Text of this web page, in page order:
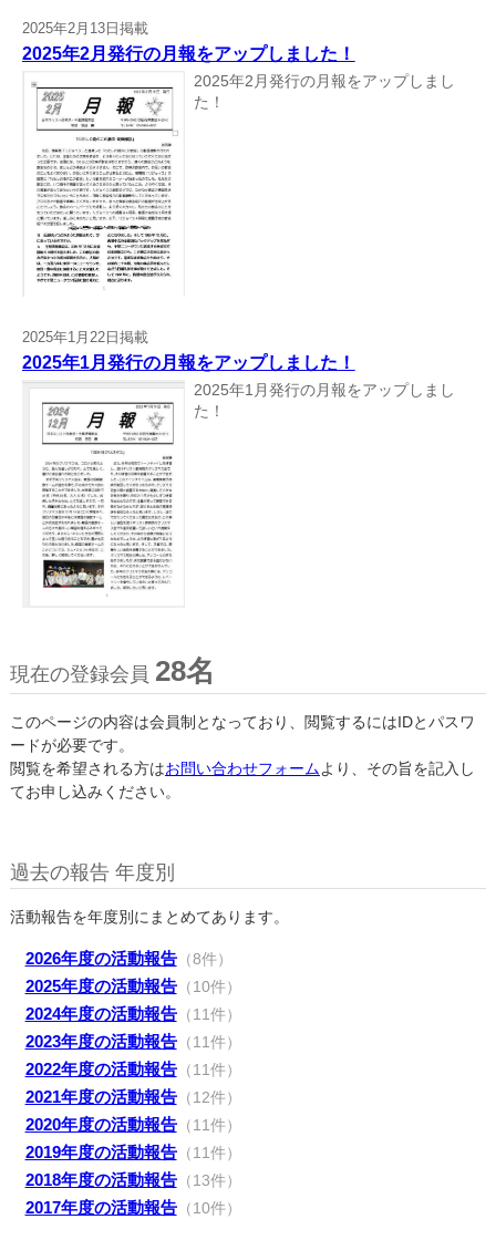
2025年2月13日掲載
2025年2月発行の月報をアップしました！
2025年2月発行の月報をアップしまし
た！
2025年1月22日掲載
2025年1月発行の月報をアップしました！
2025年1月発行の月報をアップしまし
た！
現在の登録会員 28名
このページの内容は会員制となっており、閲覧するにはIDとパスワ
ードが必要です。
閲覧を希望される方はお問い合わせフォームより、その旨を記入し
てお申し込みください。
過去の報告 年度別
活動報告を年度別にまとめてあります。
2026年度の活動報告（8件）
2025年度の活動報告（10件）
2024年度の活動報告（11件）
2023年度の活動報告（11件）
2022年度の活動報告（11件）
2021年度の活動報告（12件）
2020年度の活動報告（11件）
2019年度の活動報告（11件）
2018年度の活動報告（13件）
2017年度の活動報告（10件）